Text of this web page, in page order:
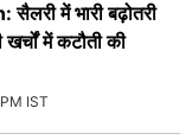
में भारी बढ़ोतरी
में कटौती की
IST